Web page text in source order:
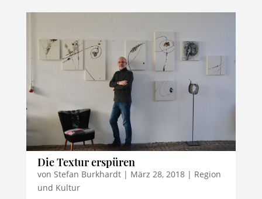
Die Textur erspüren
von Stefan Burkhardt| März 28, 2018| Region
und Kultur